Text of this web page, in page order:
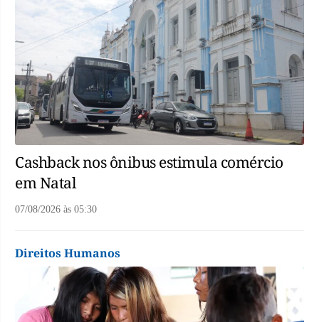
Cashback nos ônibus estimula comércio
em Natal
07/08/2026 às 05:30
Direitos Humanos